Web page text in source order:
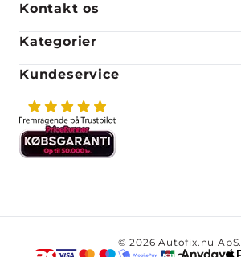
Kontakt os
Kategorier
Kundeservice
© 2026 Autofix.nu ApS.